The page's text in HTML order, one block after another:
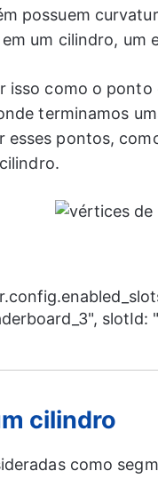
possuem
um cilindro, um
isso como o
terminamos
esses pontos,
slotId:
cilindro
como